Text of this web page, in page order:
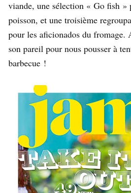
viande, une sélection « Go fish »
poisson, et une troisième
pour les aficionados du fromage.
son pareil pour nous pousser à
barbecue !